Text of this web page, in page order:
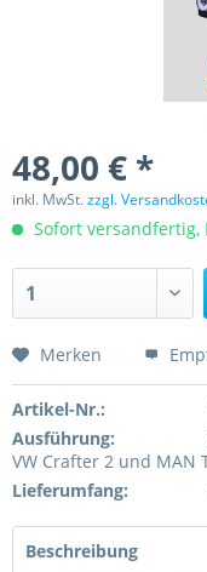
48,00 € *
inkl. MwSt.zzgl.
Sofort versandfertig,
Merken
Artikel-Nr.:
Ausführung:
VW Crafter 2 und MAN
Lieferumfang:
Beschreibung